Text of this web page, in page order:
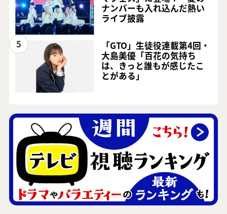
ナンバーも入れ込んだ熱い
ライブ披露
5
「GTO」生徒役連載第4回・
大島美優「百花の気持ち
は、きっと誰もが感じたこ
とがある」